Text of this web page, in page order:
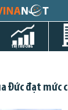
THỊ TRƯỜNG
Đức đạt mức